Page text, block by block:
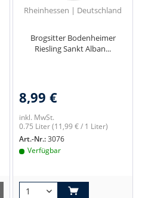
Rheinhessen | Deutschland
Brogsitter Bodenheimer
Riesling Sankt Alban...
8,99 €
inkl. MwSt.
0.75 Liter(11,99 € / 1 Liter)
Art.-Nr.:3076
Verfügbar